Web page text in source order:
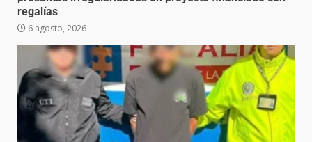
regalías
6 agosto, 2026